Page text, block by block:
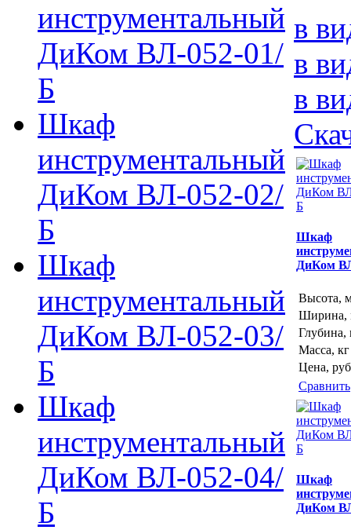
инструментальный
ДиКом ВЛ-052-01/
Б
Шкаф
инструментальный
ДиКом ВЛ-052-02/
Б
Шкаф
инструментальный
ДиКом ВЛ-052-03/
Б
Шкаф
инструментальный
ДиКом ВЛ-052-04/
Б
в
в
в
Шкаф
ДиКом
Высота,
Ширина,
Глубина,
Масса, кг
Цена,
Сравнить
Шкаф
ДиКом